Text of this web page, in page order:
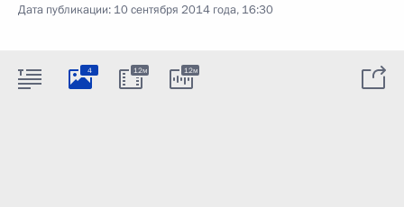
Дата публикации: 10 сентября 2014 года, 16:30
4 12м 12м